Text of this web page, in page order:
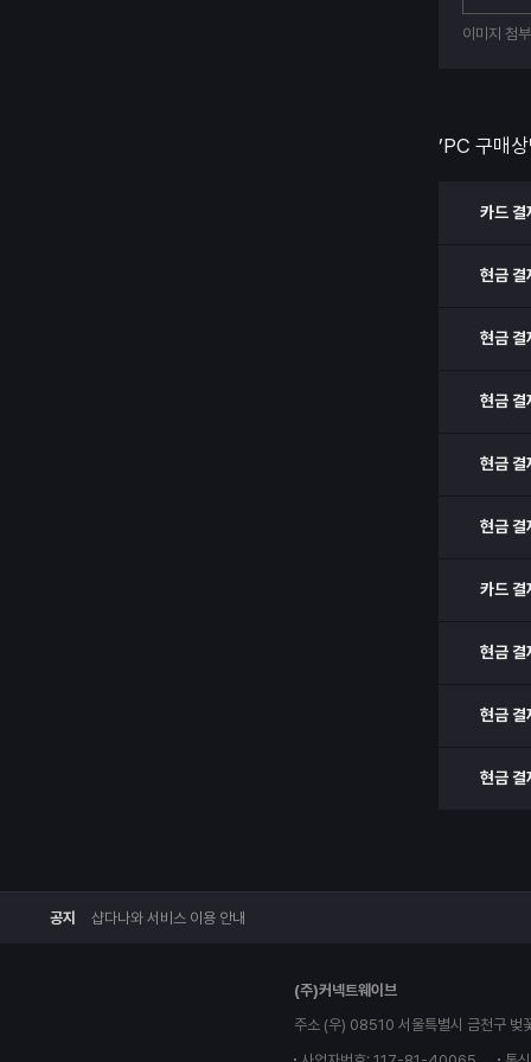
이미지 첨
’PC 구매
카드 결
현금 결
현금 결
현금 결
현금 결
현금 결
카드 결
현금 결
현금 결
현금 결
공지 샵다나와 서비스 이용 안내
(주)커넥트웨이브
주소 (우) 08510 서울특별시 금천구